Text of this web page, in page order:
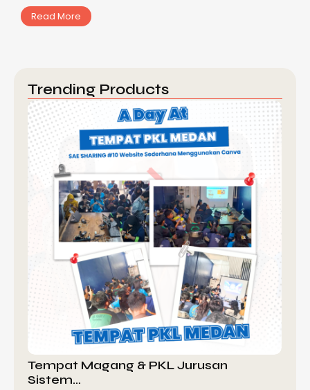
Read More
Trending Products
Tempat Magang & PKL Jurusan
Sistem…